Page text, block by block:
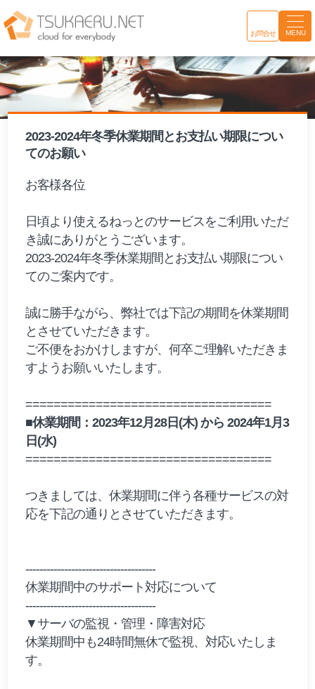
お問合せ MENU
2023-2024年冬季休業期間とお支払い期限につい
てのお願い
お客様各位
日頃より使えるねっとのサービスをご利用いただ
き誠にありがとうございます。
2023-2024年冬季休業期間とお支払い期限につい
てのご案内です。
誠に勝手ながら、弊社では下記の期間を休業期間
とさせていただきます。
ご不便をおかけしますが、何卒ご理解いただきま
すようお願いいたします。
===================================
■休業期間：2023年12月28日(木) から 2024年1月3
日(水)
===================================
つきましては、休業期間に伴う各種サービスの対
応を下記の通りとさせていただきます。
-------------------------------------
休業期間中のサポート対応について
-------------------------------------
▼サーバの監視・管理・障害対応
休業期間中も24時間無休で監視、対応いたしま
す。